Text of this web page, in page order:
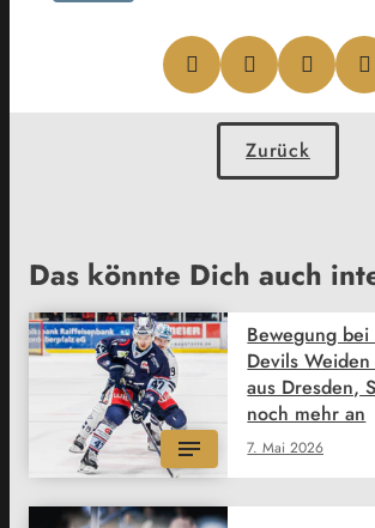
Zurück
Das könnte Dich auch
7. Mai 2026
Bewegung
Devils
aus Dresden,
noch mehr an